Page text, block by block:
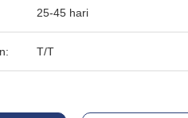
25-45 hari
T/T